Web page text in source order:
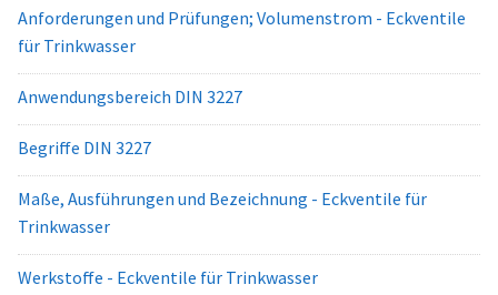
Anforderungen und Prüfungen; Volumenstrom - Eckventile
für Trinkwasser
Anwendungsbereich DIN 3227
Begriffe DIN 3227
Maße, Ausführungen und Bezeichnung - Eckventile für
Trinkwasser
Werkstoffe - Eckventile für Trinkwasser